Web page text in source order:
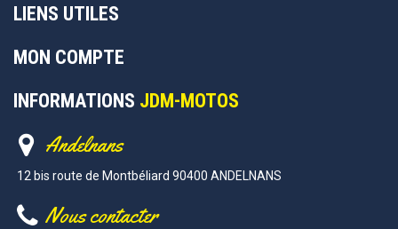
LIENS UTILES
MON COMPTE
INFORMATIONS JDM-MOTOS
Andelnans
12 bis route de Montbéliard 90400 ANDELNANS
Nous contacter